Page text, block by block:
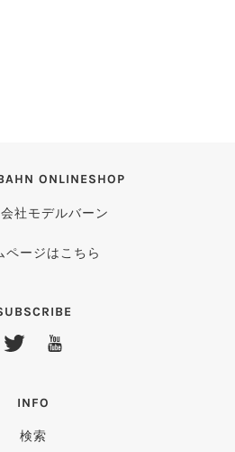
ONLINESHOP
社モデルバーン
ページはこちら
INFO
検索